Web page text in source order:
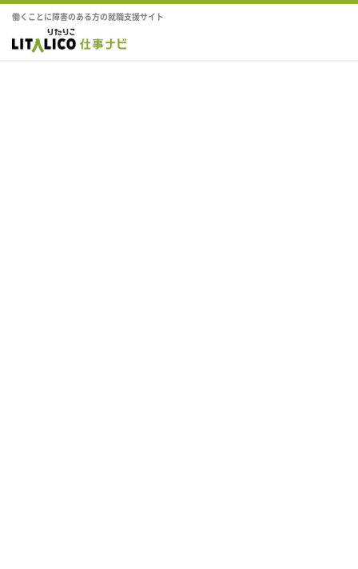
働くことに障害のある方の就職支援サイト